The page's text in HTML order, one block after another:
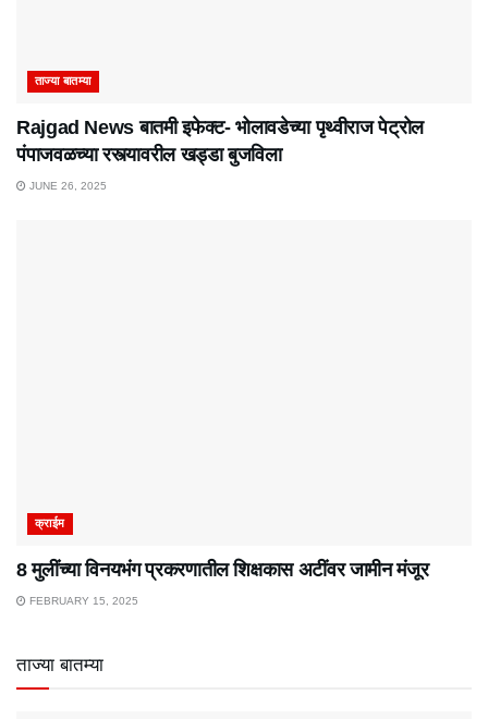
ताज्या बातम्या
Rajgad News बातमी इफेक्ट- भोलावडेच्या पृथ्वीराज पेट्रोल
पंपाजवळच्या रस्त्यावरील खड्डा बुजविला
JUNE 26, 2025
क्राईम
8 मुलींच्या विनयभंग प्रकरणातील शिक्षकास अटींवर जामीन मंजूर
FEBRUARY 15, 2025
ताज्या बातम्या